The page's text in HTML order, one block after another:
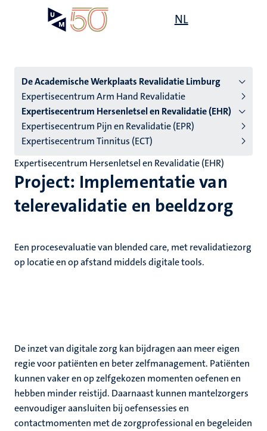
NL
Menu
institutes
niveau
2/3
English
(EN)
De Academische Werkplaats Revalidatie Limburg
Expertisecentrum Arm Hand Revalidatie
Expertisecentrum Hersenletsel en Revalidatie (EHR)
Expertisecentrum Pijn en Revalidatie (EPR)
Expertisecentrum Tinnitus (ECT)
Project: Implementatie van
telerevalidatie en beeldzorg
Expertisecentrum Hersenletsel en Revalidatie (EHR)
Een procesevaluatie van blended care, met revalidatiezorg
op locatie en op afstand middels digitale tools.
De inzet van digitale zorg kan bijdragen aan meer eigen
regie voor patiënten en beter zelfmanagement. Patiënten
kunnen vaker en op zelfgekozen momenten oefenen en
hebben minder reistijd. Daarnaast kunnen mantelzorgers
eenvoudiger aansluiten bij oefensessies en
contactmomenten met de zorgprofessional en begeleiden